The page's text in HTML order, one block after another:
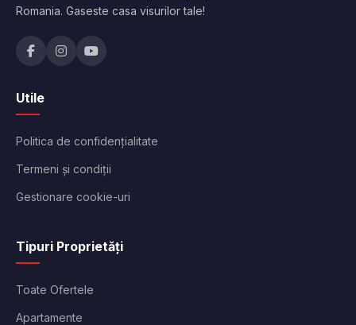
Romania. Gaseste casa visurilor tale!
Utile
Politica de confidențialitate
Termeni și condiții
Gestionare cookie-uri
Tipuri Proprietăți
Toate Ofertele
Apartamente